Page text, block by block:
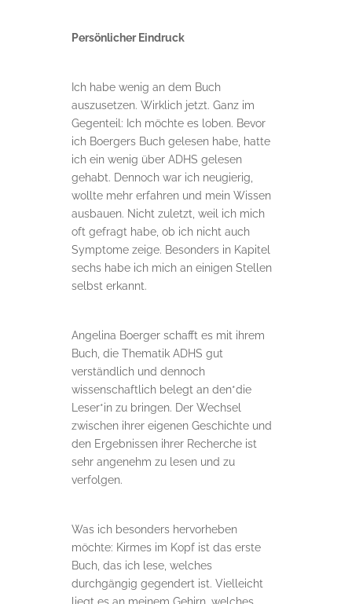
Persönlicher Eindruck
Ich habe wenig an dem Buch
auszusetzen. Wirklich jetzt. Ganz im
Gegenteil: Ich möchte es loben. Bevor
ich Boergers Buch gelesen habe, hatte
ich ein wenig über ADHS gelesen
gehabt. Dennoch war ich neugierig,
wollte mehr erfahren und mein Wissen
ausbauen. Nicht zuletzt, weil ich mich
oft gefragt habe, ob ich nicht auch
Symptome zeige. Besonders in Kapitel
sechs habe ich mich an einigen Stellen
selbst erkannt.
Angelina Boerger schafft es mit ihrem
Buch, die Thematik ADHS gut
verständlich und dennoch
wissenschaftlich belegt an den*die
Leser*in zu bringen. Der Wechsel
zwischen ihrer eigenen Geschichte und
den Ergebnissen ihrer Recherche ist
sehr angenehm zu lesen und zu
verfolgen.
Was ich besonders hervorheben
möchte: Kirmes im Kopf ist das erste
Buch, das ich lese, welches
durchgängig gegendert ist. Vielleicht